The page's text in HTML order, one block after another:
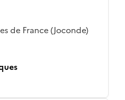
de France (Joconde)